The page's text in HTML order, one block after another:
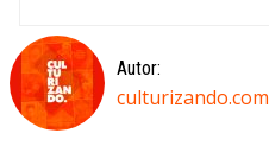
Autor:
culturizando.com